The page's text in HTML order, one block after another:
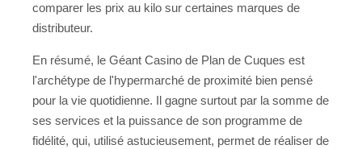
comparer les prix au kilo sur certaines marques de
distributeur.
En résumé, le Géant Casino de Plan de Cuques est
l'archétype de l'hypermarché de proximité bien pensé
pour la vie quotidienne. Il gagne surtout par la somme de
ses services et la puissance de son programme de
fidélité, qui, utilisé astucieusement, permet de réaliser de